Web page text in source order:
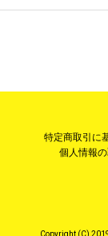
特定商取引に
個人情報
Copyright (C)